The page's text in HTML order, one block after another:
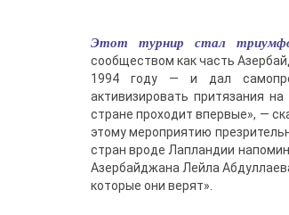
Этот турнир стал
сообществом как часть
1994 году — и дал
активизировать притязания
стране проходит впервые», —
этому мероприятию
стран вроде Лапландии
Азербайджана Лейла
которые они верят».